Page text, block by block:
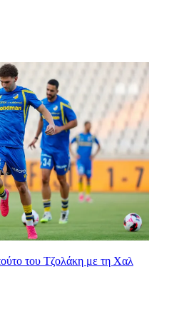
του Τζολάκη με τη Χαλ